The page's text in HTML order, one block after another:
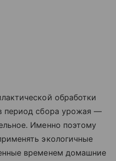
обработки
период сбора урожая —
Именно поэтому
экологичные
временем домашние